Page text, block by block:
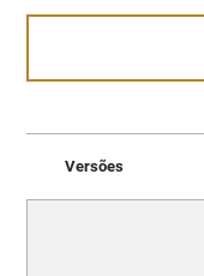
Versões